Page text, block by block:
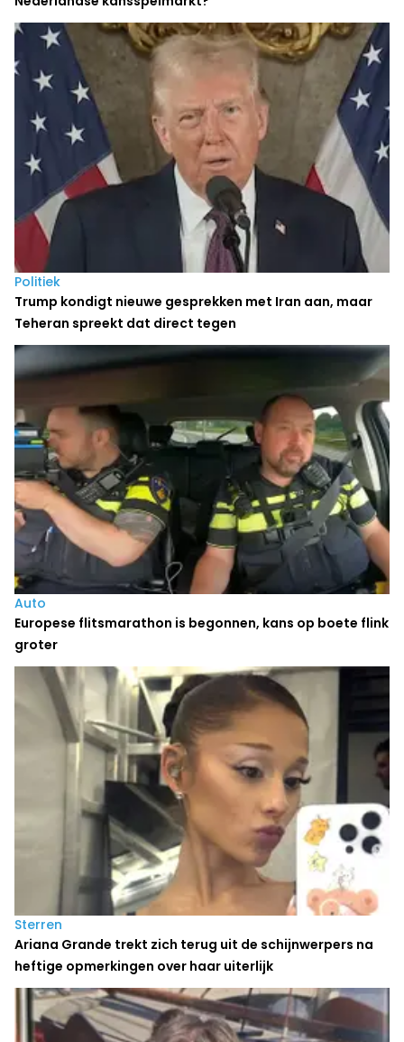
Politiek
Trump kondigt nieuwe gesprekken met Iran aan, maar
Teheran spreekt dat direct tegen
Auto
Europese flitsmarathon is begonnen, kans op boete flink
groter
Sterren
Ariana Grande trekt zich terug uit de schijnwerpers na
heftige opmerkingen over haar uiterlijk